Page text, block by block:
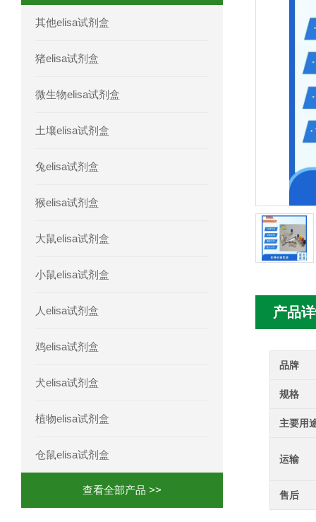
人蓝氏贾第虫(GL)elisa试剂盒厂家直销
人疱疹病毒-6型感染(HHV-6)elisa试剂
人囊尾蚴病抗体(CC Ab)elisa试剂盒免
人髓系细胞触发受体-1(TREM-1)elisa
其他elisa试剂盒
猪elisa试剂盒
微生物elisa试剂盒
土壤elisa试剂盒
兔elisa试剂盒
猴elisa试剂盒
大鼠elisa试剂盒
小鼠elisa试剂盒
人elisa试剂盒
鸡elisa试剂盒
犬elisa试剂盒
植物elisa试剂盒
仓鼠elisa试剂盒
查看全部产品 >>
产品
品牌
规格
主要用
运输
售后